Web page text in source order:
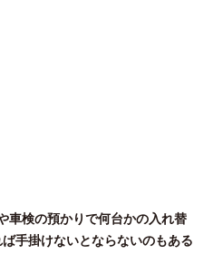
車検の預かりで何台かの入れ替
手掛けないとならないのもある